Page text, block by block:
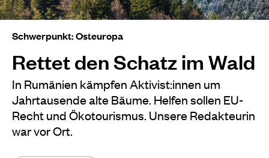
Schwerpunkt: Osteuropa
Rettet den Schatz im Wald
In Rumänien kämpfen Aktivist:innen um
Jahrtausende alte Bäume. Helfen sollen EU-
Recht und Ökotourismus. Unsere Redakteurin
war vor Ort.